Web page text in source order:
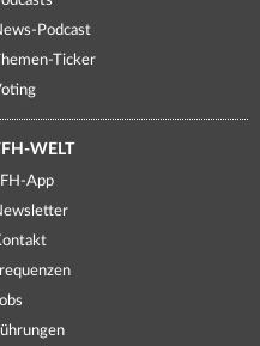
Podcast
Ticker
WELT
App